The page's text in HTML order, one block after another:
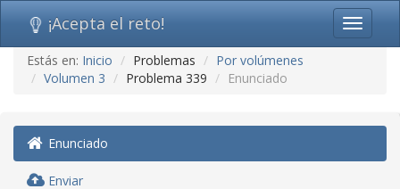
Ir
contenido
navegación)
Toggle
¡Acepta el reto!
Estás en: Inicio Problemas
Por volúmenes
Volumen 3
Problema 339 Enunciado
Enunciado
Enviar